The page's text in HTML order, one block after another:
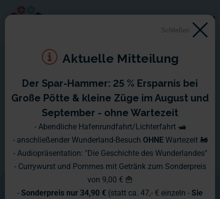
Schlossbrand
Das Schloss Löwenstein über der Stadt
Knuffingen ist nicht nur Prachtbau und
Wahrzeichen der Stadt, sondern auch
eines der beliebtesten Ziele von
Schließen
Aktuelle Mitteilung
Der Spar-Hammer: 25 % Ersparnis bei
Große Pötte & kleine Züge im August und
September - ohne Wartezeit
- Abendliche Hafenrundfahrt/Lichterfahrt 🛥️
- anschließender Wunderland-Besuch OHNE Wartezeit 🚂
- Audiopräsentation: "Die Geschichte des Wunderlandes"
- Currywurst und Pommes mit Getränk zum Sonderpreis
von 9,00 € 🍟
- Sonderpreis nur 34,90 € (statt ca. 47,- € einzeln - Sie